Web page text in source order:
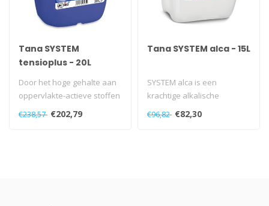
Tana SYSTEM
tensioplus - 20L
Door het hoge gehalte aan
oppervlakte-actieve stoffen
heeft SYSTEM tensioplus
€238,57 €202,79
Tana SYSTEM alca - 15L
SYSTEM alca is een
krachtige alkalische
versterker met
€96,82 €82,30